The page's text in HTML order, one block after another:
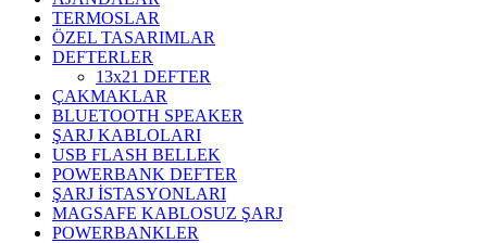
TERMOSLAR
ÖZEL TASARIMLAR
DEFTERLER
13x21 DEFTER
ÇAKMAKLAR
BLUETOOTH SPEAKER
ŞARJ KABLOLARI
USB FLASH BELLEK
POWERBANK DEFTER
ŞARJ İSTASYONLARI
MAGSAFE KABLOSUZ ŞARJ
POWERBANKLER